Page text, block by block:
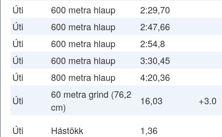
Úti
600 metra hlaup
2:29,70
Úti
600 metra hlaup
2:47,66
Úti
600 metra hlaup
2:54,8
Úti
600 metra hlaup
3:30,45
Úti
800 metra hlaup
4:20,36
Úti
60 metra grind (76,2
cm)
16,03 +3.0
Úti Hástökk
1,36